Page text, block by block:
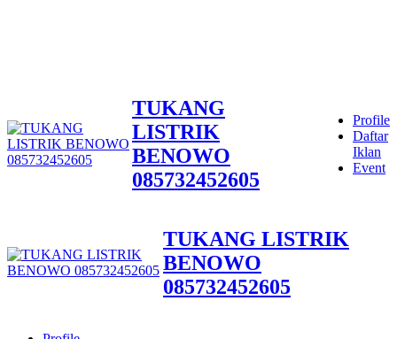
TUKANG
LISTRIK
BENOWO
085732452605
Profile
Daftar
Iklan
Event
TUKANG LISTRIK
BENOWO
085732452605